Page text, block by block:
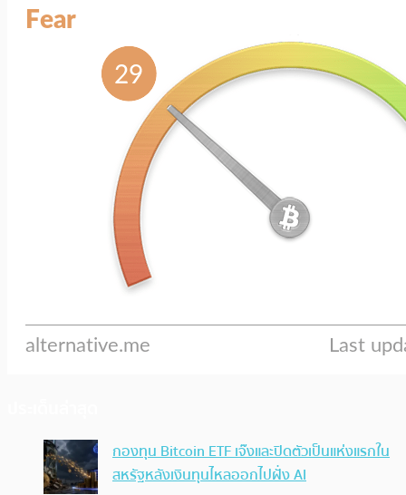
กองทุน Bitcoin ETF เจ๊งและปิดตัวเป็นแห่งแรกใน
สหรัฐหลังเงินทุนไหลออกไปฝั่ง AI